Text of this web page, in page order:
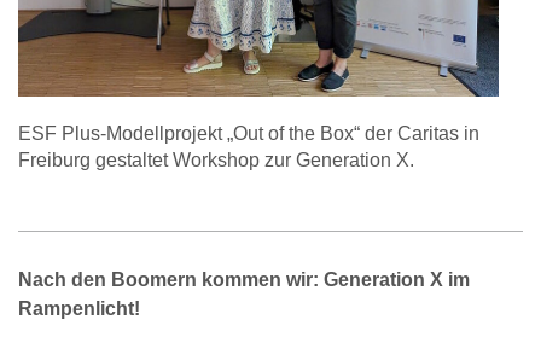
ESF Plus-Modellprojekt „Out of the Box“ der Caritas in
Freiburg gestaltet Workshop zur Generation X.
Nach den Boomern kommen wir: Generation X im
Rampenlicht!